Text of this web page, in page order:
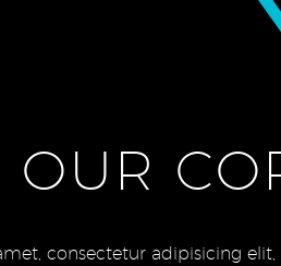
OUR
consectetur adipisicing